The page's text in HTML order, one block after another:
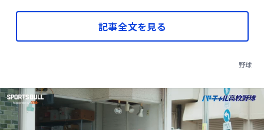
記事全文を見る
野球